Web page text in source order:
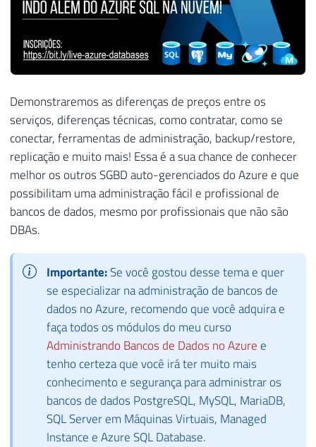
Demonstraremos as diferenças de preços entre os
serviços, diferenças técnicas, como contratar, como se
conectar, ferramentas de administração, backup/restore,
replicação e muito mais! Essa é a sua chance de conhecer
melhor os outros SGBD auto-gerenciados do Azure e que
possibilitam uma administração fácil e profissional de
bancos de dados, mesmo por profissionais que não são
DBAs.
Importante:Se você gostou desse tema e quer
se especializar na administração de bancos de
dados no Azure, recomendo que você adquira e
faça todos os módulos do meu curso
Administrando Bancos de Dados no Azure e
tenho certeza que você irá ter muito mais
conhecimento e segurança para administrar os
bancos de dados PostgreSQL, MySQL, MariaDB,
SQL Server em Máquinas Virtuais, Managed
Instance e Azure SQL Database.